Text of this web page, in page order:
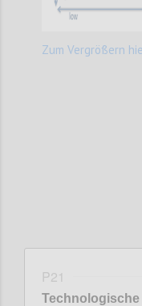
Zum Vergrößern
P21
Technologische